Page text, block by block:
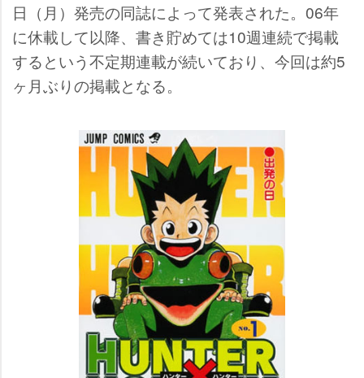
日（月）発売の同誌によって発表された。06年
に休載して以降、書き貯めては10週連続で掲載
するという不定期連載が続いており、今回は約5
ヶ月ぶりの掲載となる。